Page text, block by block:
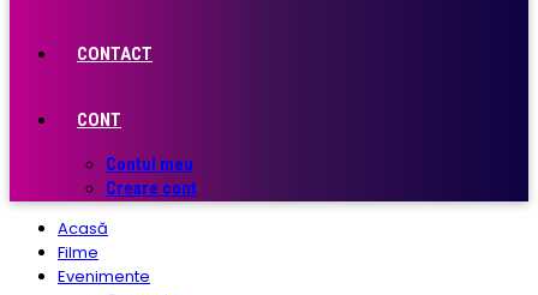
CONTACT
CONT
Contul meu
Creare cont
Acasă
Filme
Evenimente